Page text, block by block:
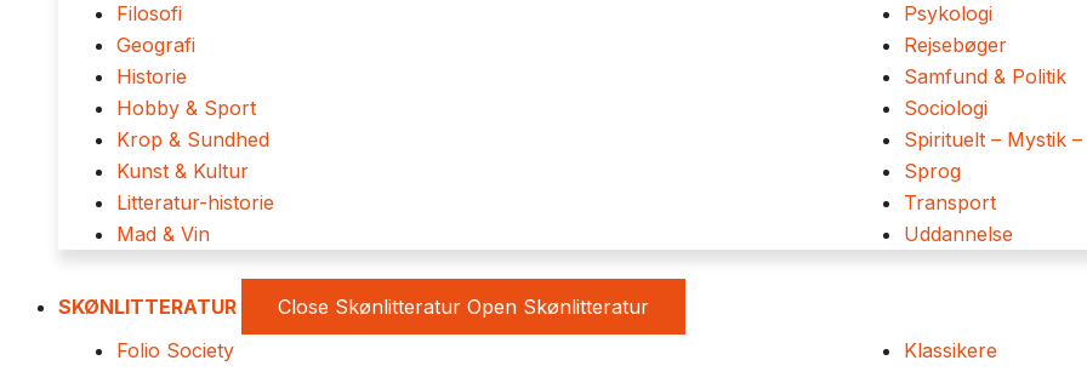
Filosofi
Geografi
Historie
Hobby & Sport
Krop & Sundhed
Kunst & Kultur
Litteratur-historie
Mad & Vin
Psykologi
Rejsebøger
Samfund & Politik
Sociologi
Spirituelt – Mystik
Sprog
Transport
Uddannelse
SKØNLITTERATUR Close Skønlitteratur Open Skønlitteratur
Folio Society
Klassikere